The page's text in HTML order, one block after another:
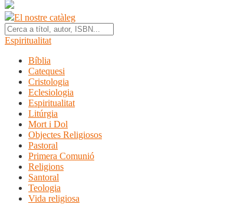
El nostre catàleg
Espiritualitat
Bíblia
Catequesi
Cristologia
Eclesiologia
Espiritualitat
Litúrgia
Mort i Dol
Objectes Religiosos
Pastoral
Primera Comunió
Religions
Santoral
Teologia
Vida religiosa